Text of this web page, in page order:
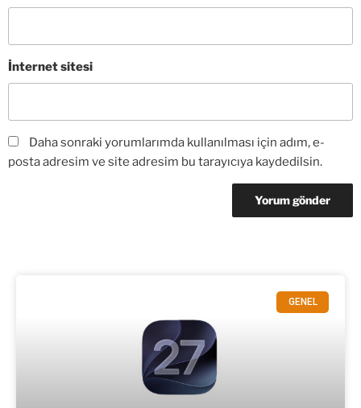
İnternet sitesi
Daha sonraki yorumlarımda kullanılması için adım, e-
posta adresim ve site adresim bu tarayıcıya kaydedilsin.
GENEL